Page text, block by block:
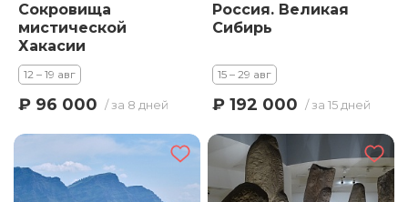
Сокровища
мистической
Хакасии
12 – 19 авг
₽ 96 000 / за 8 дней
Россия. Великая
Сибирь
15 – 29 авг
₽ 192 000 / за 15 дней